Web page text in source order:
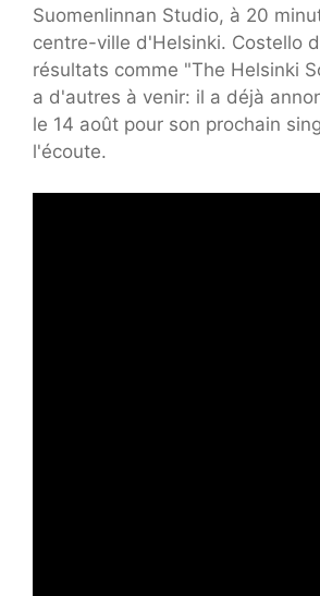
Suomenlinnan Studio, à 20
centre-ville d'Helsinki. Costello
résultats comme "The Helsinki
a d'autres à venir: il a déjà
le 14 août pour son prochain
l'écoute.